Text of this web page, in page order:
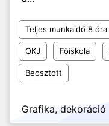
Teljes munkaidő 8 óra
OKJ Főiskola
Beosztott
Grafika, dekoráció